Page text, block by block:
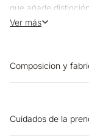
que añade
regular fit se
¿Cómo se siente?
diferenciada que
Ver más
Composicion y
Cuidados de la